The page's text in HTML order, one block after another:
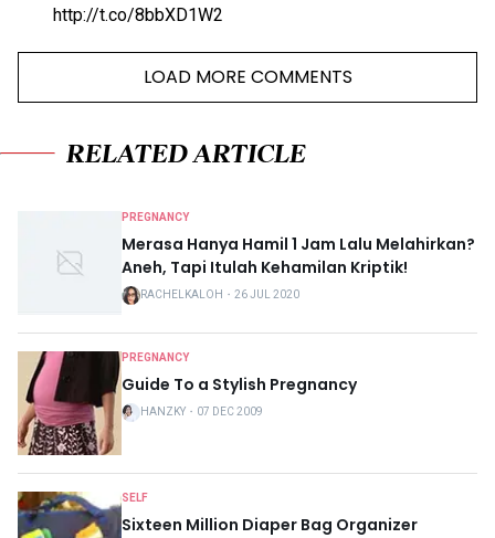
http://t.co/8bbXD1W2
LOAD MORE COMMENTS
RELATED ARTICLE
PREGNANCY
Merasa Hanya Hamil 1 Jam Lalu Melahirkan?
Aneh, Tapi Itulah Kehamilan Kriptik!
RACHELKALOH ・ 26 JUL 2020
PREGNANCY
Guide To a Stylish Pregnancy
HANZKY ・ 07 DEC 2009
SELF
Sixteen Million Diaper Bag Organizer